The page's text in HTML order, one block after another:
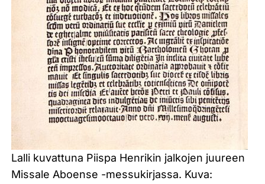
Lalli kuvattuna Piispa Henrikin jalkojen juureen
Missale Aboense -messukirjassa. Kuva: